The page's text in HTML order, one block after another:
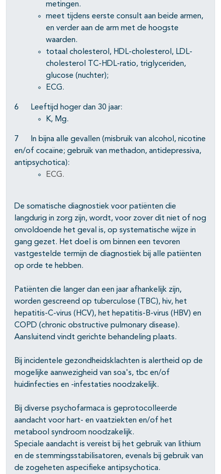
metingen.
meet tijdens eerste consult aan beide armen,
en verder aan de arm met de hoogste
waarden.
totaal cholesterol, HDL-cholesterol, LDL-
cholesterol TC-HDL-ratio, triglyceriden,
glucose (nuchter);
ECG.
6 Leeftijd hoger dan 30 jaar:
K, Mg.
7 In bijna alle gevallen (misbruik van alcohol, nicotine
en/of cocaïne; gebruik van methadon, antidepressiva,
antipsychotica):
ECG.
De somatische diagnostiek voor patiënten die
langdurig in zorg zijn, wordt, voor zover dit niet of nog
onvoldoende het geval is, op systematische wijze in
gang gezet. Het doel is om binnen een tevoren
vastgestelde termijn de diagnostiek bij alle patiënten
op orde te hebben.
Patiënten die langer dan een jaar afhankelijk zijn,
worden gescreend op tuberculose (TBC), hiv, het
hepatitis-C-virus (HCV), het hepatitis-B-virus (HBV) en
COPD (chronic obstructive pulmonary disease).
Aansluitend vindt gerichte behandeling plaats.
Bij incidentele gezondheidsklachten is alertheid op de
mogelijke aanwezigheid van soa's, tbc en/of
huidinfecties en -infestaties noodzakelijk.
Bij diverse psychofarmaca is geprotocolleerde
aandacht voor hart- en vaatziekten en/of het
metabool syndroom noodzakelijk.
Speciale aandacht is vereist bij het gebruik van lithium
en de stemmingsstabilisatoren, evenals bij gebruik van
de zogeheten aspecifieke antipsychotica.